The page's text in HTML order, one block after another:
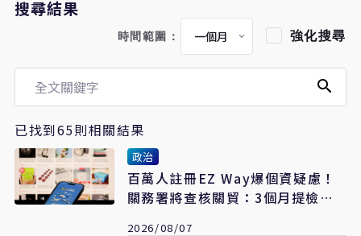
搜尋結果
時間範圍： 強化搜尋
已找到65則相關結果
政治
百萬人註冊EZ Way爆個資疑慮！
關務署將查核關貿：3個月提檢討
2026/08/07